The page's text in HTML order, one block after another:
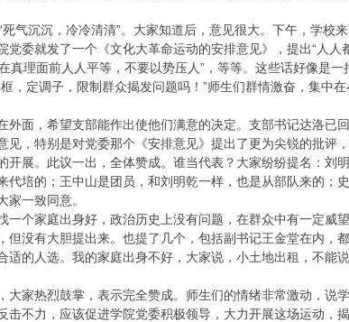
气沉沉，冷冷清清”。大家知道后，意见很大。下午，学校
委就发了一个《文化大革命运动的安排意见》，提出“人人
真理面前人人平等，不要以势压人”，等等。这些话好像是
，定调子，限制群众揭发问题吗！”师生们群情激奋，集中
面，希望支部能作出使他们满意的决定。支部书记达洛已
，特别是对党委那个《安排意见》提出了更为尖锐的批评
展。此议一出，全体赞成。谁当代表？大家纷纷提名：刘
培的；王中山是团员，和刘明乾一样，也是从部队来的；
一致同意。
个家庭出身好，政治历史上没有问题，在群众中有一定威
没有大胆提出来。也提了几个，包括副书记王金堂在内，
的人选。我的家庭出身不好，大家说，小土地出租，不能
家热烈鼓掌，表示完全赞成。师生们的情绪非常激动，说
不力，应该促进学院党委积极领导，大力开展这场运动，